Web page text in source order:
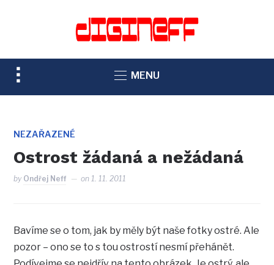
TOGGLE
SIDEBAR
NAVIGATION
MENU
NEZAŘAZENÉ
Ostrost žádaná a nežádaná
by Ondřej Neff on1. 11. 2011
Bavíme se o tom, jak by měly být naše fotky ostré. Ale
pozor – ono se to s tou ostrostí nesmí přehánět.